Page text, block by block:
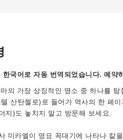
한국어로 자동 번역되었습니다. 예약
의 가장 상징적인 명소 중 하나를
산탄젤로)로 들어가 역사의 한 페
지)도 놓치지 말고 방문해 보세요.
미카엘이 영묘 꼭대기에 나타나 칼